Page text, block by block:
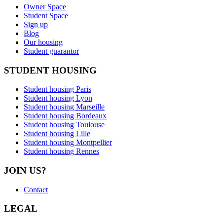
Owner Space
Student Space
Sign up
Blog
Our housing
Student guarantor
STUDENT HOUSING
Student housing Paris
Student housing Lyon
Student housing Marseille
Student housing Bordeaux
Student housing Toulouse
Student housing Lille
Student housing Montpellier
Student housing Rennes
JOIN US?
Contact
LEGAL